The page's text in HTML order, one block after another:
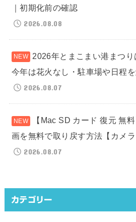
｜初期化前の確認
2026.08.08
2026年とまこまい港まつり
今年は花火なし・駐車場や日程を
2026.08.07
【Mac SD カード 復元 無
画を無料で取り戻す方法【カメラ
2026.08.07
カテゴリー